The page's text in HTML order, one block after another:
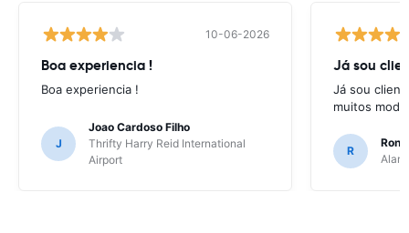
10-06-2026
Boa experiencia !
Boa experiencia !
J
Joao Cardoso Filho
Thrifty Harry Reid International
Airport
Já sou
Já sou
muitos
R